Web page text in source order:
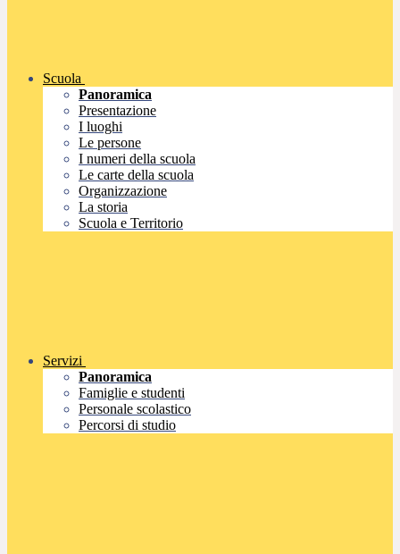
Scuola
Panoramica
Presentazione
I luoghi
Le persone
I numeri della scuola
Le carte della scuola
Organizzazione
La storia
Scuola e Territorio
Servizi
Panoramica
Famiglie e studenti
Personale scolastico
Percorsi di studio